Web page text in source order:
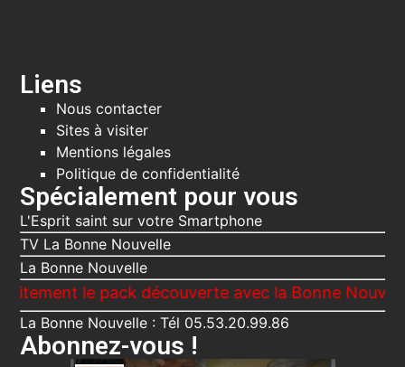
Liens
Nous contacter
Sites à visiter
Mentions légales
Politique de confidentialité
Spécialement pour vous
L'Esprit saint sur votre Smartphone
TV La Bonne Nouvelle
La Bonne Nouvelle
le pack découverte avec la Bonne Nouvelle,
La Bonne Nouvelle : Tél 05.53.20.99.86
Abonnez-vous !